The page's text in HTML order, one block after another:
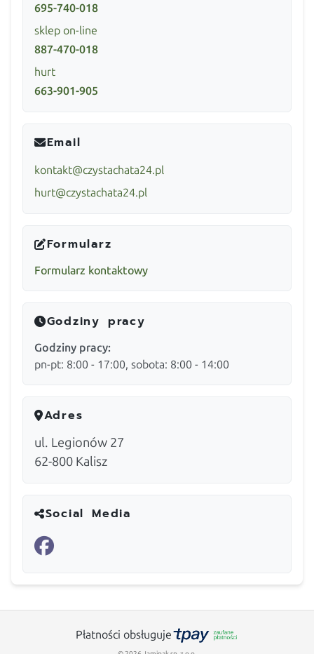
695-740-018
sklep on-line
887-470-018
hurt
663-901-905
Email
kontakt@czystachata24.pl
hurt@czystachata24.pl
Formularz
Formularz kontaktowy
Godziny pracy
Godziny pracy:
pn-pt: 8:00 - 17:00, sobota: 8:00 - 14:00
Adres
ul. Legionów 27
62-800 Kalisz
Social Media
Płatności obsługuje